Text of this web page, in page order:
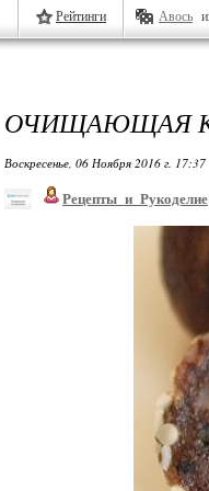
Рейтинги Авось
ОЧИЩАЮЩАЯ
Воскресенье, 06 Ноября 2016 г. 17:37
Рецепты_и_Рукоделие